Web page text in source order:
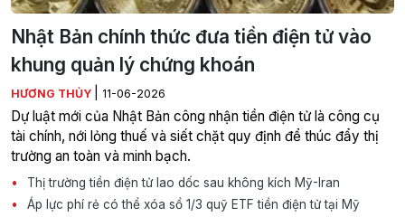
Nhật Bản chính thức đưa tiền điện tử vào
khung quản lý chứng khoán
HƯƠNG THỦY 11-06-2026
Dự luật mới của Nhật Bản công nhận tiền điện tử là công cụ
tài chính, nới lỏng thuế và siết chặt quy định để thúc đẩy thị
trường an toàn và minh bạch.
Thị trường tiền điện tử lao dốc sau không kích Mỹ-Iran
Áp lực phí rẻ có thể xóa sổ 1/3 quỹ ETF tiền điện tử tại Mỹ